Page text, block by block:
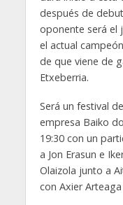
después de
oponente será el
el actual
de que viene de
Etxeberria.
Será un festival
empresa Baiko
19:30 con un
a Jon Erasun e
Olaizola junto a
con Axier